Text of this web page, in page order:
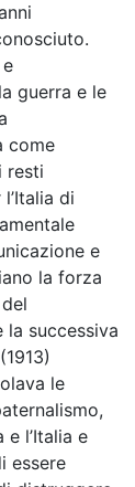
guerra e le
come
resti
di
e
la forza
la successiva
le
l’Italia e
essere